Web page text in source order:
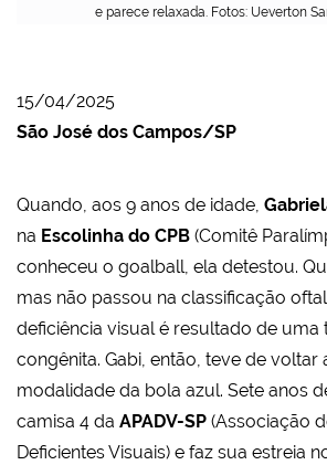
e parece relaxada. Fotos: Ueverton
15/04/2025
São José dos Campos/SP
Quando, aos 9 anos de idade,
na Escolinha do CPB (Comitê
conheceu o goalball, ela detestou.
mas não passou na classificação
deficiência visual é resultado de
congênita. Gabi, então, teve de voltar
modalidade da bola azul. Sete anos
camisa 4 da APADV-SP (Associação
Deficientes Visuais) e faz sua estreia